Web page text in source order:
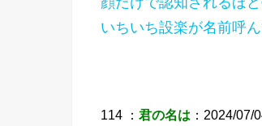
いちいち設楽が名前呼
114 ： 君の名は ：2024/07/